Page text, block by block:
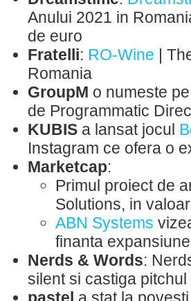
Anului 2021 in
de euro
Fratelli: RO-Wine |
Romania
GroupM o numeste pe
de Programmatic
KUBIS a lansat jocul
Instagram ce ofera o
Marketcap:
Primul proiect de
Solutions, in
ABN Systems
finanta
Nerds & Words:
silent si castiga pitchul